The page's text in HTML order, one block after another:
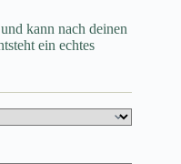
kann nach deinen
ein echtes